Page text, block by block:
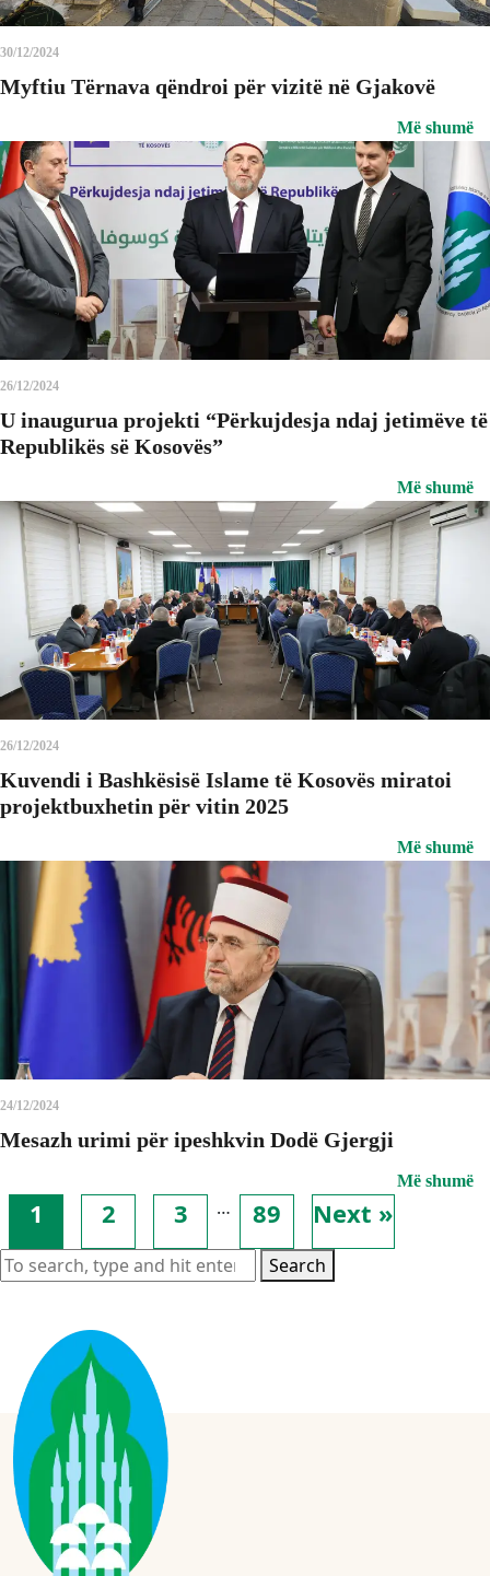
30/12/2024
Myftiu Tërnava qëndroi për vizitë në Gjakovë
Më shumë
26/12/2024
U inaugurua projekti “Përkujdesja ndaj jetimëve të
Republikës së Kosovës”
Më shumë
26/12/2024
Kuvendi i Bashkësisë Islame të Kosovës miratoi
projektbuxhetin për vitin 2025
Më shumë
24/12/2024
Mesazh urimi për ipeshkvin Dodë Gjergji
Më shumë
1 2 3 … 89 Next »
Search